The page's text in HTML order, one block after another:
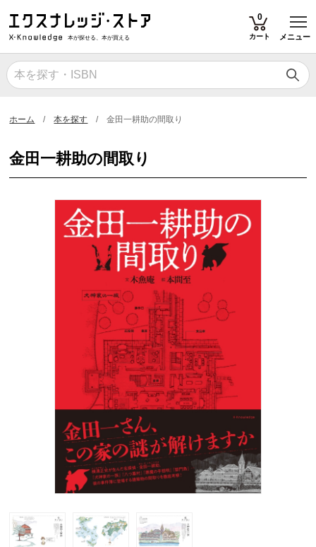
本が探せる、本が買える
0
カート メニュー
ホーム 本を探す 金田一耕助の間取り
金田一耕助の間取り